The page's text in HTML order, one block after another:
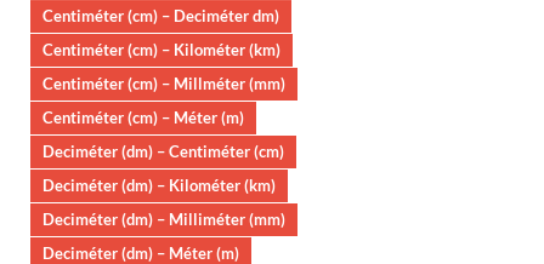
Centiméter (cm) – Deciméter dm)
Centiméter (cm) – Kilométer (km)
Centiméter (cm) – Millméter (mm)
Centiméter (cm) – Méter (m)
Deciméter (dm) – Centiméter (cm)
Deciméter (dm) – Kilométer (km)
Deciméter (dm) – Milliméter (mm)
Deciméter (dm) – Méter (m)